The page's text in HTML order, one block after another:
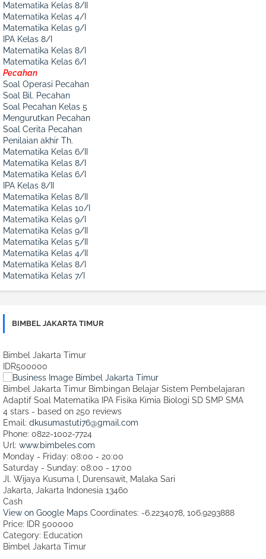
Matematika Kelas 8/II
Matematika Kelas 4/I
Matematika Kelas 9/I
IPA Kelas 8/I
Matematika Kelas 8/I
Matematika Kelas 6/I
Pecahan
Soal Operasi Pecahan
Soal Bil. Pecahan
Soal Pecahan Kelas 5
Mengurutkan Pecahan
Soal Cerita Pecahan
Penilaian akhir Th.
Matematika Kelas 6/II
Matematika Kelas 8/I
Matematika Kelas 6/I
IPA Kelas 8/II
Matematika Kelas 8/II
Matematika Kelas 10/I
Matematika Kelas 9/I
Matematika Kelas 9/II
Matematika Kelas 5/II
Matematika Kelas 4/II
Matematika Kelas 8/I
Matematika Kelas 7/I
BIMBEL JAKARTA TIMUR
Bimbel Jakarta Timur
IDR500000
Bimbel Jakarta Timur Bimbingan Belajar Sistem Pembelajaran
Adaptif Soal Matematika IPA Fisika Kimia Biologi SD SMP SMA
4 stars - based on 250 reviews
Email: dkusumastuti76@gmail.com
Phone: 0822-1002-7724
Url: www.bimbeles.com
Monday - Friday: 08:00 - 20:00
Saturday - Sunday: 08:00 - 17:00
Jl. Wijaya Kusuma I, Durensawit, Malaka Sari
Jakarta, Jakarta Indonesia 13460
Cash
View on Google Maps Coordinates: -6.2234078, 106.9293888
Price: IDR 500000
Category: Education
Bimbel Jakarta Timur